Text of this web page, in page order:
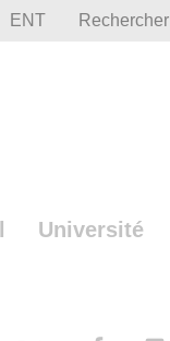
ENT Rechercher
Université